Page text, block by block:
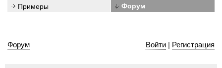
Примеры
Форум
Форум Войти| Регистрация